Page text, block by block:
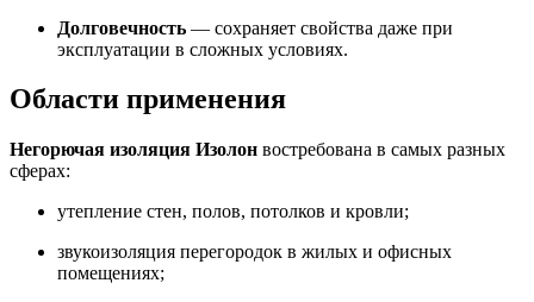
Долговечность — сохраняет свойства даже при
эксплуатации в сложных условиях.
Области применения
Негорючая изоляция Изолон востребована в самых разных
сферах:
утепление стен, полов, потолков и кровли;
звукоизоляция перегородок в жилых и офисных
помещениях;